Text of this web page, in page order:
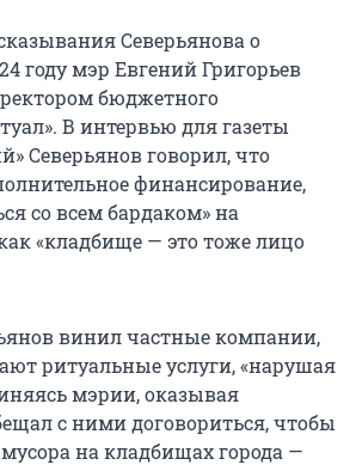
Северьянова о
году мэр Евгений Григорьев
бюджетного
В интервью для газеты
Северьянов говорил, что
финансирование,
со всем бардаком» на
«кладбище — это тоже лицо
винил частные компании,
ритуальные услуги, «нарушая
мэрии, оказывая
с ними договориться, чтобы
на кладбищах города —